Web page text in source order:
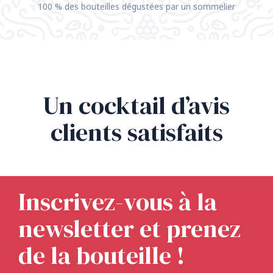
100 % des bouteilles dégustées par un sommelier
Un cocktail d’avis
clients satisfaits
Inscrivez-vous à la
newsletter et prenez
de la bouteille !